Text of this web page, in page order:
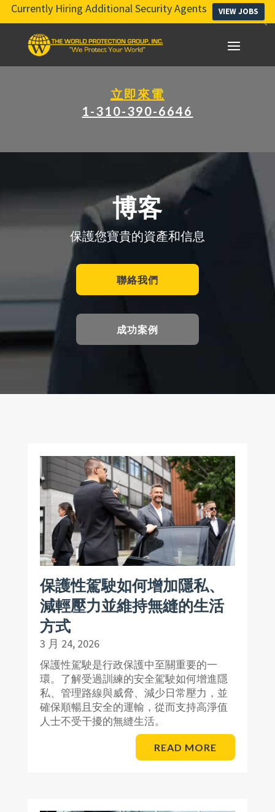
Currently Hiring Additional Security Agents VIEW JOBS
立即來電
1-310-390-6646
博客
保護您寶貴的資產和信息
聯絡我們
成功案例
保護性駕駛如何增加隱私、
減輕壓力並維持無縫的生活
方式
3 月 24, 2026
保護性駕駛是行政保護中至關重要的一
環。了解受過訓練的安全駕駛如何增進隱
私、管理路線與威脅、減少日常壓力，並
確保順暢且安全的運輸，從而支持高淨值
人士不受干擾的無縫生活。
READ MORE